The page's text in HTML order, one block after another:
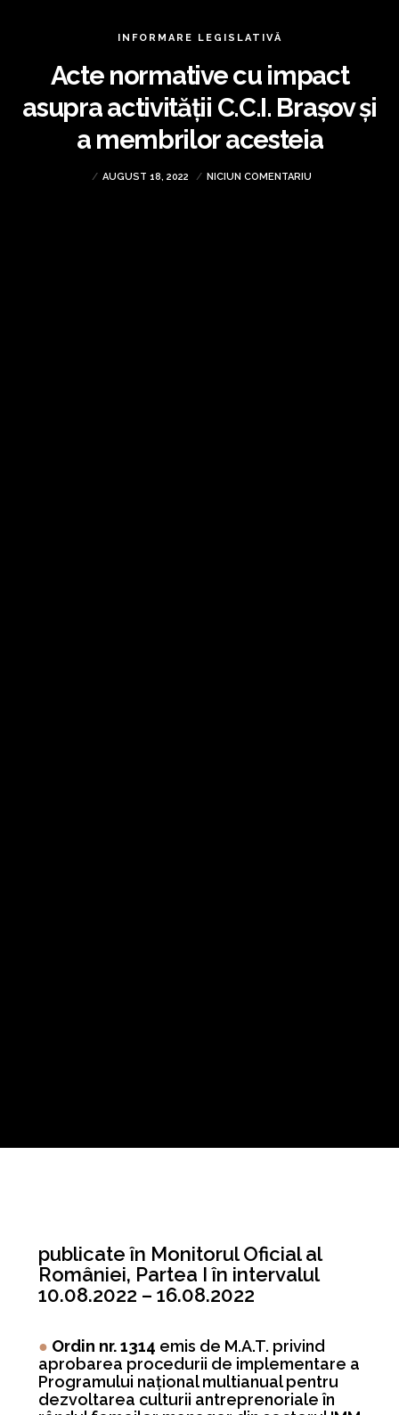
INFORMARE LEGISLATIVĂ
Acte normative cu impact
asupra activității C.C.I. Brașov și
a membrilor acesteia
AUGUST 18, 2022 NICIUN COMENTARIU
publicate în Monitorul Oficial al
României, Partea I în intervalul
10.08.2022 – 16.08.2022
● Ordin nr. 1314 emis de M.A.T. privind
aprobarea procedurii de implementare a
Programului naţional multianual pentru
dezvoltarea culturii antreprenoriale în